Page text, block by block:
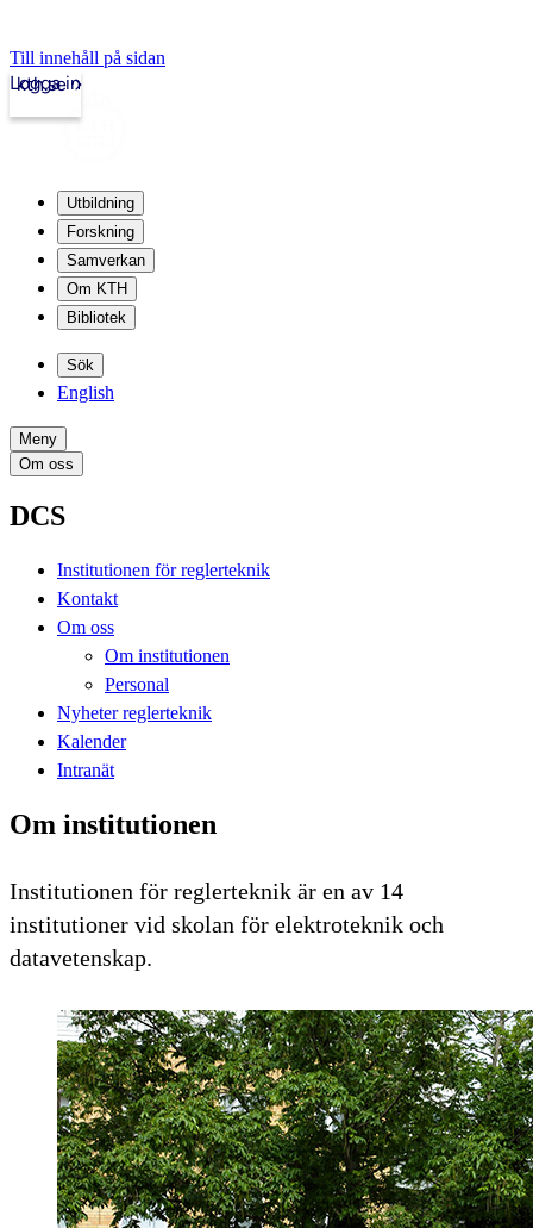
Till innehåll på sidan
kth.se
Logga in
Utbildning
Forskning
Samverkan
Om KTH
Bibliotek
Sök
English
Meny
Om oss
DCS
Institutionen för reglerteknik
Kontakt
Om oss
Om institutionen
Personal
Nyheter reglerteknik
Kalender
Intranät
Om institutionen
Institutionen för reglerteknik är en av 14
institutioner vid skolan för elektroteknik och
datavetenskap.